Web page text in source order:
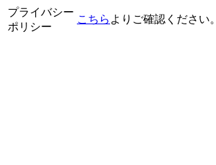
プライバシー
ポリシー
こちら よりご確認ください。